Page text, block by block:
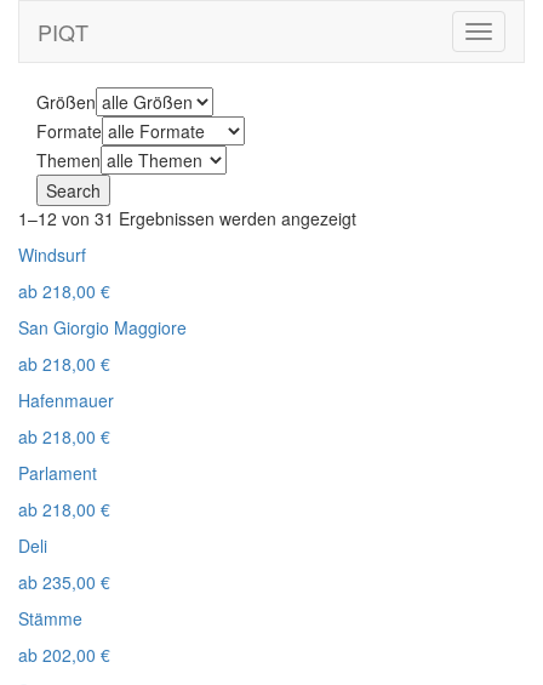
Toggle
PIQT
Größen
Formate
Themen
1–12 von 31 Ergebnissen werden angezeigt
Windsurf
ab 218,00 €
San Giorgio Maggiore
ab 218,00 €
Hafenmauer
ab 218,00 €
Parlament
ab 218,00 €
Deli
ab 235,00 €
Stämme
ab 202,00 €